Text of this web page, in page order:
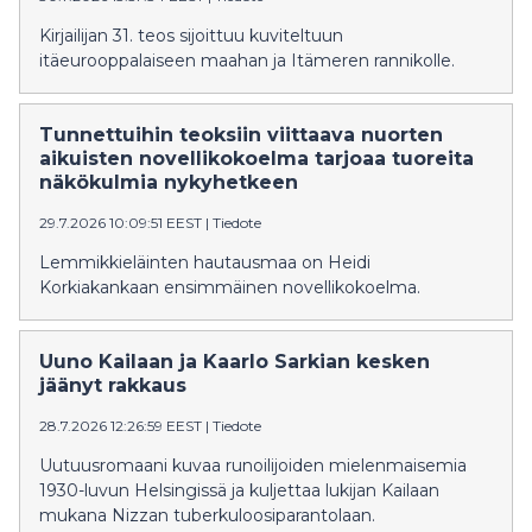
Kirjailijan 31. teos sijoittuu kuviteltuun
itäeurooppalaiseen maahan ja Itämeren rannikolle.
Tunnettuihin teoksiin viittaava nuorten
aikuisten novellikokoelma tarjoaa tuoreita
näkökulmia nykyhetkeen
29.7.2026 10:09:51 EEST | Tiedote
Lemmikkieläinten hautausmaa on Heidi
Korkiakankaan ensimmäinen novellikokoelma.
Uuno Kailaan ja Kaarlo Sarkian kesken
jäänyt rakkaus
28.7.2026 12:26:59 EEST | Tiedote
Uutuusromaani kuvaa runoilijoiden mielenmaisemia
1930-luvun Helsingissä ja kuljettaa lukijan Kailaan
mukana Nizzan tuberkuloosiparantolaan.